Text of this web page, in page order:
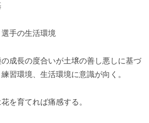
手の生活環境
成長の度合いが土壌の善し悪しに基づ
習環境、生活環境に意識が向く。
を育てれば痛感する。